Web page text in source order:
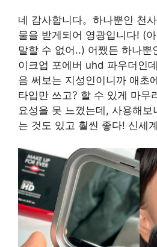
네 감사합니다。하나뿐인 천
물을 받게되어 영광입니다! (
말할 수 없어..) 어쨌든 하나뿐
이크업 포에버 uhd 파우더인
음 써보는 지성인이니까 애초
타입만 쓰고? 할 수 있게 마무
요성을 못 느꼈는데, 사용해보
는 것도 있고 훨씬 좋다! 신세